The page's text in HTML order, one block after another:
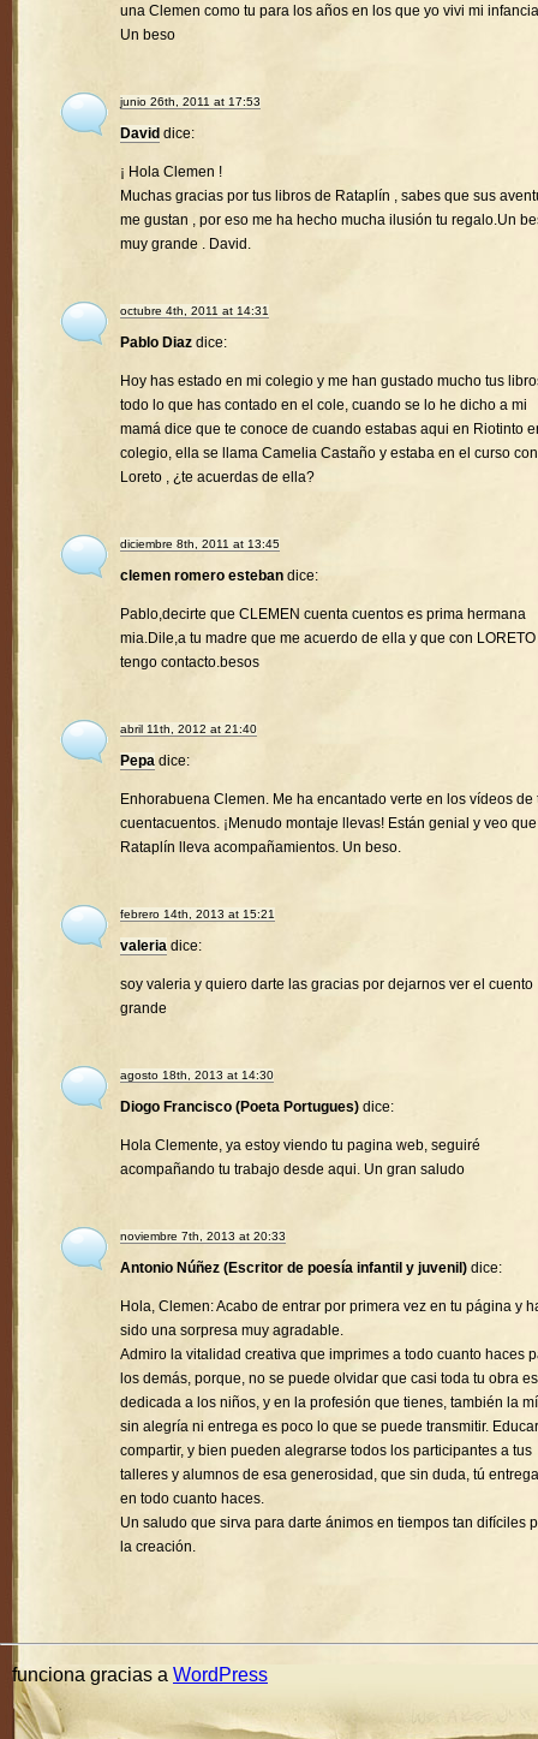
una Clemen como tu para los años en los que yo vivi mi
Un beso
junio 26th, 2011 at 17:53
David dice:
¡ Hola Clemen !
Muchas gracias por tus libros de Rataplín , sabes que sus
me gustan , por eso me ha hecho mucha ilusión tu regalo.Un
muy grande . David.
octubre 4th, 2011 at 14:31
Pablo Diaz dice:
Hoy has estado en mi colegio y me han gustado mucho tus
todo lo que has contado en el cole, cuando se lo he dicho a mi
mamá dice que te conoce de cuando estabas aqui en Riotinto
colegio, ella se llama Camelia Castaño y estaba en el curso con
Loreto , ¿te acuerdas de ella?
diciembre 8th, 2011 at 13:45
clemen romero esteban dice:
Pablo,decirte que CLEMEN cuenta cuentos es prima hermana
mia.Dile,a tu madre que me acuerdo de ella y que con LORETO
tengo contacto.besos
abril 11th, 2012 at 21:40
Pepa dice:
Enhorabuena Clemen. Me ha encantado verte en los vídeos de
cuentacuentos. ¡Menudo montaje llevas! Están genial y veo que
Rataplín lleva acompañamientos. Un beso.
febrero 14th, 2013 at 15:21
valeria dice:
soy valeria y quiero darte las gracias por dejarnos ver el cuento
grande
agosto 18th, 2013 at 14:30
Diogo Francisco (Poeta Portugues) dice:
Hola Clemente, ya estoy viendo tu pagina web, seguiré
acompañando tu trabajo desde aqui. Un gran saludo
noviembre 7th, 2013 at 20:33
Antonio Núñez (Escritor de poesía infantil y juvenil) dice:
Hola, Clemen: Acabo de entrar por primera vez en tu página y
sido una sorpresa muy agradable.
Admiro la vitalidad creativa que imprimes a todo cuanto haces
los demás, porque, no se puede olvidar que casi toda tu obra
dedicada a los niños, y en la profesión que tienes, también la
sin alegría ni entrega es poco lo que se puede transmitir.
compartir, y bien pueden alegrarse todos los participantes a tus
talleres y alumnos de esa generosidad, que sin duda, tú
en todo cuanto haces.
Un saludo que sirva para darte ánimos en tiempos tan difíciles
la creación.
funciona gracias a WordPress